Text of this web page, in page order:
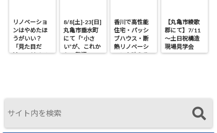
リノベーショ
ンはやめたほ
うがいい？
「見た目だ
け」のリノベ
8/8[土]-23[日]
丸亀市垂水町
にて「”小さ
い”が、これか
らの贅沢。」
香川で高性能
住宅・パッシ
ブハウス・断
熱リノベーシ
ョンを叶える
【丸亀市綾歌
郡にて】7/11
～土日祝構造
現場見学会